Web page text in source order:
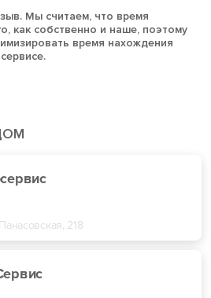
218
Мы считаем, что время
как собственно и наше, поэтому
время нахождения